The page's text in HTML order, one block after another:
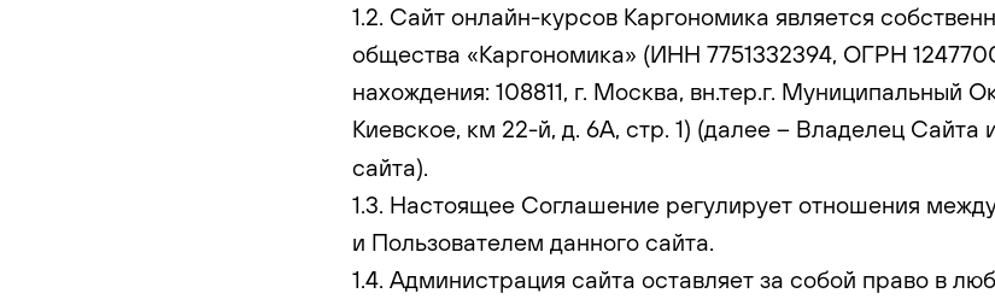
1.2. Сайт онлайн-курсов Каргономика является
общества «Каргономика» (ИНН 7751332394, ОГРН
нахождения: 108811, г. Москва, вн.тер.г. Муниципальный
Киевское, км 22-й, д. 6А, стр. 1) (далее – Владелец Сайта
сайта).
1.3. Настоящее Соглашение регулирует отношения
и Пользователем данного сайта.
1.4. Администрация сайта оставляет за собой право в